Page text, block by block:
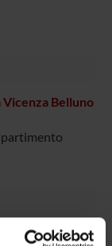
Vicenza Belluno